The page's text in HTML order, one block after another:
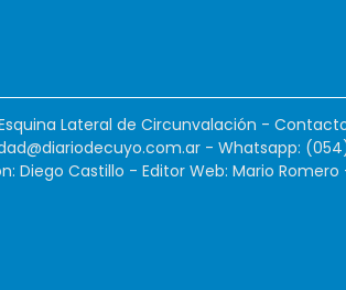
Lateral de Circunvalación -
- Whatsapp:
Diego Castillo - Editor Web: Mario Romero